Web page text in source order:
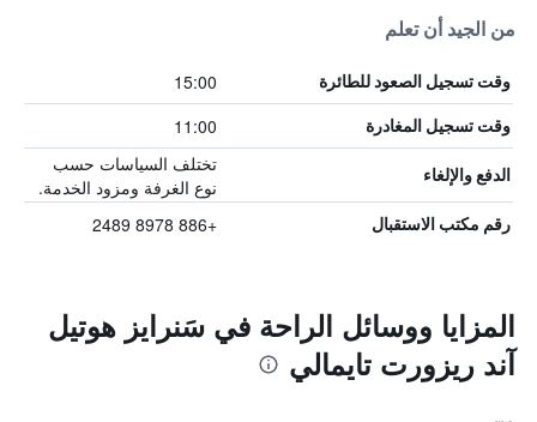
من الجيد أن تعلم
وقت تسجيل الصعود للطائرة 15:00
وقت تسجيل المغادرة 11:00
الدفع والإلغاء
تختلف السياسات حسب
نوع الغرفة ومزود الخدمة.
رقم مكتب الاستقبال +886 8978 2489
المزايا ووسائل الراحة في سَنرايز هوتيل
آند ريزورت تايمالي